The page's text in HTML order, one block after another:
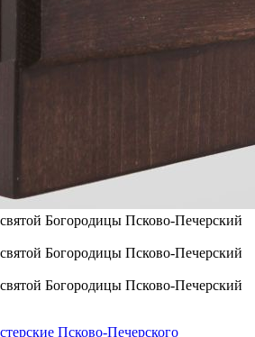
Псково-Печерского